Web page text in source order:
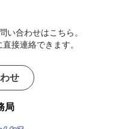
い合わせはこちら。
接連絡できます。
せ
局